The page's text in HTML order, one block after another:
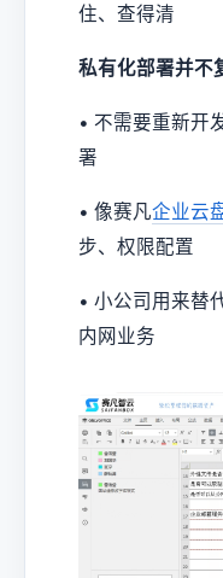
住、查得清
私有化部署并不
• 不需要重新开
署
• 像赛凡企业云
步、权限配置
• 小公司用来替
内网业务